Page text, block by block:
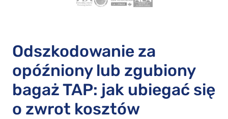
Odszkodowanie za
opóźniony lub zgubiony
bagaż TAP: jak ubiegać się
o zwrot kosztów